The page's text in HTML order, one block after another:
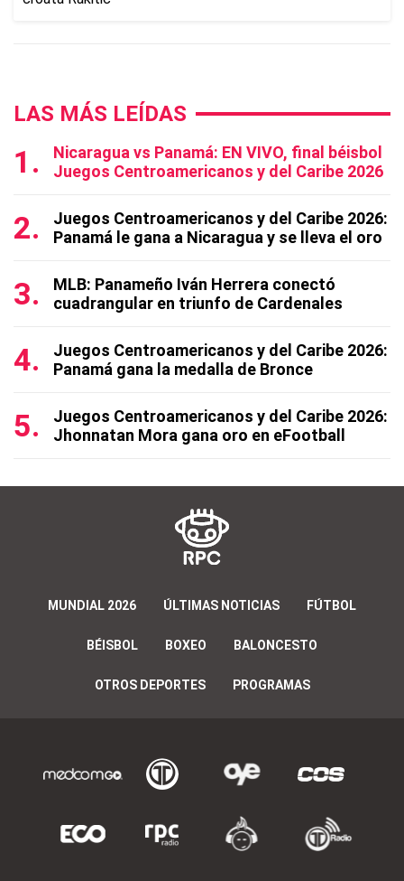
LAS MÁS LEÍDAS
Nicaragua vs Panamá: EN VIVO, final béisbol
Juegos Centroamericanos y del Caribe 2026
Juegos Centroamericanos y del Caribe 2026:
Panamá le gana a Nicaragua y se lleva el oro
MLB: Panameño Iván Herrera conectó
cuadrangular en triunfo de Cardenales
Juegos Centroamericanos y del Caribe 2026:
Panamá gana la medalla de Bronce
Juegos Centroamericanos y del Caribe 2026:
Jhonnatan Mora gana oro en eFootball
MUNDIAL 2026 ÚLTIMAS NOTICIAS FÚTBOL
BÉISBOL BOXEO BALONCESTO
OTROS DEPORTES PROGRAMAS